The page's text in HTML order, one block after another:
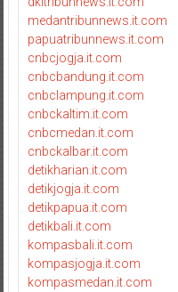
medantribunnews.it.com
papuatribunnews.it.com
cnbcjogja.it.com
cnbcbandung.it.com
cnbclampung.it.com
cnbckaltim.it.com
cnbcmedan.it.com
cnbckalbar.it.com
detikharian.it.com
detikjogja.it.com
detikpapua.it.com
detikbali.it.com
kompasbali.it.com
kompasjogja.it.com
kompasmedan.it.com